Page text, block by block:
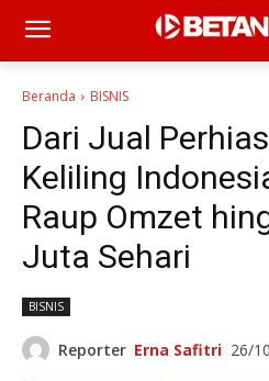
Beranda BISNIS
Dari Jual
Keliling
Raup Omzet
Juta Sehari
BISNIS
Reporter Erna Safitri 26/